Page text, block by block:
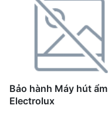
Bảo hành Máy hút ẩm
Electrolux